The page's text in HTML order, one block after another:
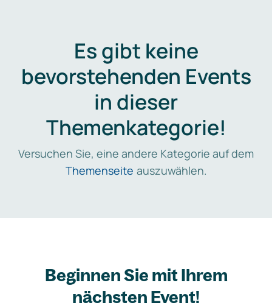
Es gibt keine
bevorstehenden Events
in dieser
Themenkategorie!
Versuchen Sie, eine andere Kategorie auf dem
Themenseite auszuwählen.
Beginnen Sie mit Ihrem
nächsten Event!